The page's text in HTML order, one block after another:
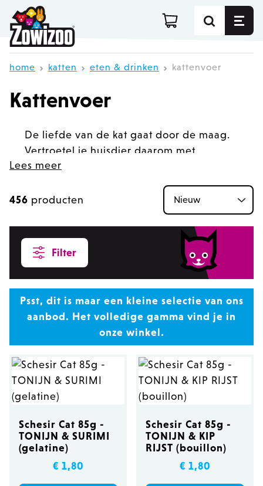
Ga direct door naar de inhoud
home katten eten & drinken kattenvoer
Kattenvoer
De liefde van de kat gaat door de maag.
Vertroetel je huisdier daarom met
gezond en voedzaam kattenvoer. Van
kattenbrokken tot natvoer. We ontdekken
graag samen met jou wat je kat lekker
Lees meer
456 producten
Filter
Psst, dit is maar een kleine selectie van ons
aanbod. Het volledige gamma vind je in
onze winkel.
Schesir Cat 85g -
TONIJN & SURIMI
(gelatine)
€ 1,80
Schesir Cat 85g -
TONIJN & KIP
RIJST (bouillon)
€ 1,80